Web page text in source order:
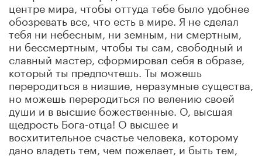
центре мира, чтобы оттуда тебе было удобнее
обозревать все, что есть в мире. Я не сделал
тебя ни небесным, ни земным, ни смертным,
ни бессмертным, чтобы ты сам, свободный и
славный мастер, сформировал себя в образе,
который ты предпочтешь. Ты можешь
переродиться в низшие, неразумные существа,
но можешь переродиться по велению своей
души и в высшие божественные. О, высшая
щедрость Бога-отца! О высшее и
восхитительное счастье человека, которому
дано владеть тем, чем пожелает, и быть тем,